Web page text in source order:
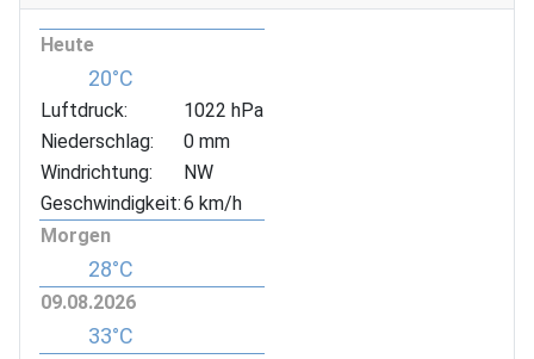
Heute
20°C
Luftdruck:
1022 hPa
Niederschlag:
0 mm
Windrichtung:
NW
Geschwindigkeit:6 km/h
Morgen
28°C
09.08.2026
33°C